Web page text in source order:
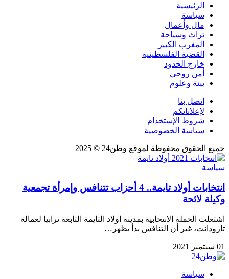
الرئيسية
سياسة
مال وأعمال
تراث وسياحة
المغرب الكبير
القضية الفلسطينية
خارج الحدود
أمن روحي
بيئة وعلوم
اتصل بنا
لإعلاناتكم
شروط الإستخدام
سياسة الخصوصية
جميع الحقوق محفوظة لموقع وطن24 © 2025
سياسة
انتخابات أولاد تايمة.. 4 أحزاب تتنافس وإمرأة تجمعية
وكيلة لائحة
اشتعلت الحملة الانتخابية بمدينة اولاد التايمة التابعة ترابيا لعمالة
تارودانت، غير أن التنافس بدأ يظهر…
01 سبتمبر 2021
سياسة